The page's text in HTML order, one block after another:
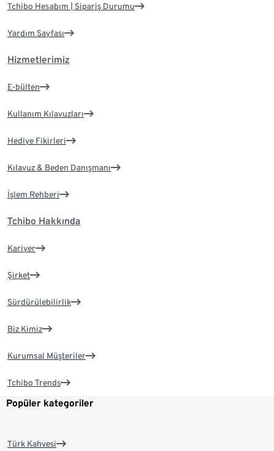
Tchibo Hesabım | Sipariş Durumu
Yardım Sayfası
Hizmetlerimiz
E-bülten
Kullanım Kılavuzları
Hediye Fikirleri
Kılavuz & Beden Danışmanı
İşlem Rehberi
Tchibo Hakkında
Kariyer
Şirket
Sürdürülebilirlik
Biz Kimiz
Kurumsal Müşteriler
Tchibo Trends
Popüler kategoriler
Türk Kahvesi